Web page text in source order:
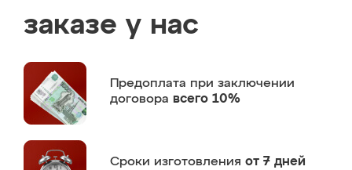
заказе у нас
Предоплата при заключении
договора всего 10%
Сроки изготовления от 7 дней